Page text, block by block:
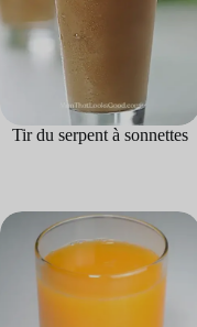
Tir du serpent à sonnettes